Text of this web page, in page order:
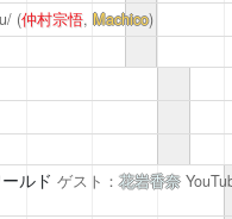
(仲村宗悟, Machico)
ルド ゲスト：花岩香奈